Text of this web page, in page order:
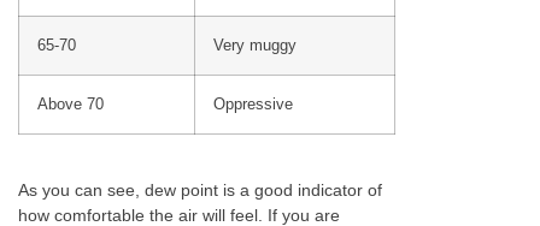
65-70 Very muggy
Above 70 Oppressive
As you can see, dew point is a good indicator of
how comfortable the air will feel. If you are